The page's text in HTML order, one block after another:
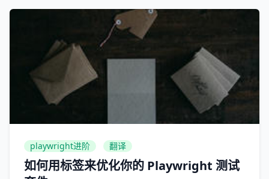
playwright进阶 翻译
如何用标签来优化你的 Playwright 测试